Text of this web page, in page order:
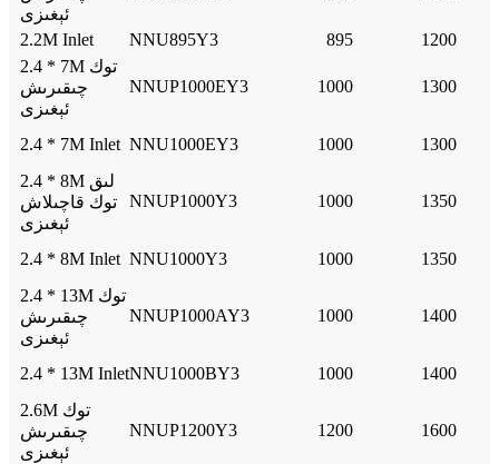
ئېغىزى
2.2M Inlet NNU895Y3 895
1200
2.4 * 7M توك
چىقىرىش
ئېغىزى
NNUP1000EY3 1000 1300
2.4 * 7M Inlet NNU1000EY3 1000
1300
2.4 * 8M لىق
توك قاچىلاش
ئېغىزى
NNUP1000Y3 1000 1350
2.4 * 8M Inlet NNU1000Y3 1000
1350
2.4 * 13M توك
چىقىرىش
ئېغىزى
NNUP1000AY3 1000 1400
2.4 * 13M InletNNU1000BY3 1000
1400
2.6M توك
چىقىرىش
ئېغىزى
NNUP1200Y3 1200 1600